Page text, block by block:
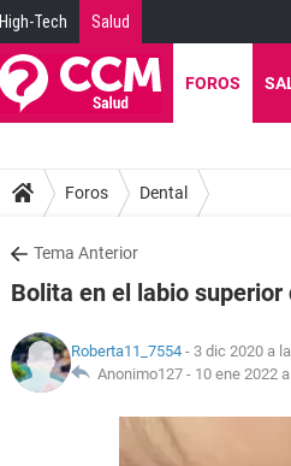
High-Tech Salud
FOROS
Foros Dental
Tema Anterior
Bolita en el labio superior
Roberta11_7554 - 3 dic 2020 a
Anonimo127 - 10 ene 2022